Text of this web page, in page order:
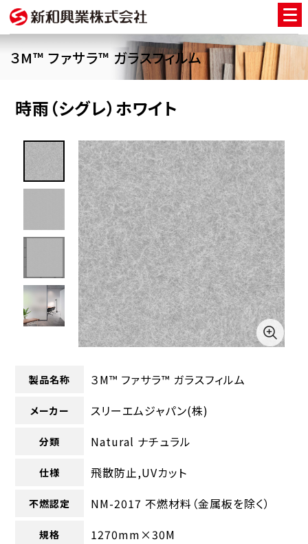
３M™ ファサラ™ ガラスフィルム
時雨（シグレ）ホワイト
製品名称 ３M™ ファサラ™ ガラスフィルム
メーカー スリーエムジャパン(株)
分類 Natural ナチュラル
仕様 飛散防止,UVカット
不燃認定 NM-2017 不燃材料（金属板を除く）
規格 1270mm×30M